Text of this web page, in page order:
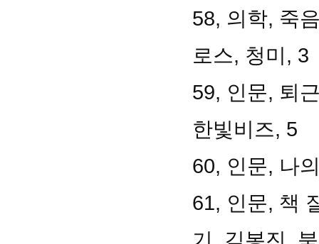
58, 의학, 죽
로스, 청미, 3
59, 인문, 퇴
한빛비즈, 5
60, 인문, 나
61, 인문, 책